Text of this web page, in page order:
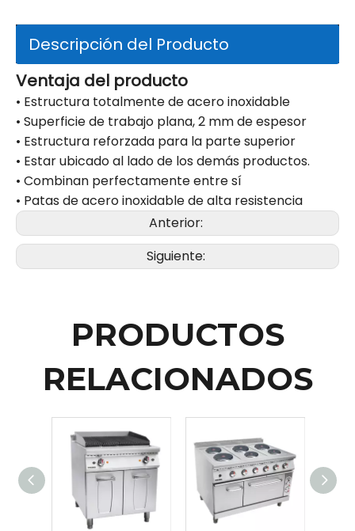
Descripción del Producto
Ventaja del producto
• Estructura totalmente de acero inoxidable
• Superficie de trabajo plana, 2 mm de espesor
• Estructura reforzada para la parte superior
• Estar ubicado al lado de los demás productos.
• Combinan perfectamente entre sí
• Patas de acero inoxidable de alta resistencia
Anterior:
Siguiente:
PRODUCTOS
RELACIONADOS